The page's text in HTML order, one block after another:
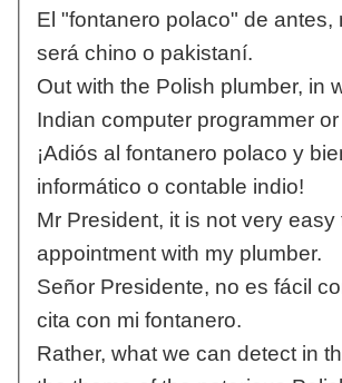
El "fontanero polaco" de antes,
será chino o pakistaní.
Out with the Polish plumber, in
Indian computer programmer
¡Adiós al fontanero polaco y
informático o contable indio!
Mr President, it is not very easy
appointment with my plumber.
Señor Presidente, no es fácil
cita con mi fontanero.
Rather, what we can detect in